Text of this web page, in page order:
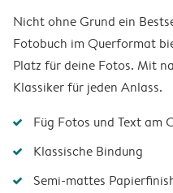
Nicht ohne Grund ein
Fotobuch im Querformat
Platz für deine Fotos. Mit
Klassiker für jeden Anlass.
Füg Fotos und Text am
Klassische Bindung
Semi-mattes